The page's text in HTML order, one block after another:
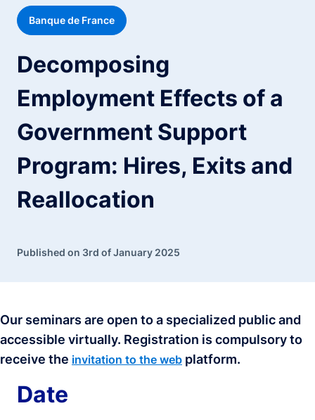
Banque de France
Decomposing
Employment Effects of a
Government Support
Program: Hires, Exits and
Reallocation
Published on 3rd of January 2025
Our seminars are open to a specialized public and
accessible virtually. Registration is compulsory to
receive the invitation to the web platform.
Date